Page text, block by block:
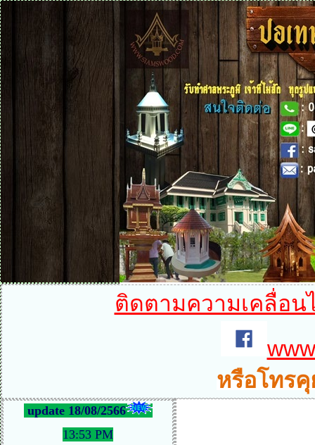
ติดตามความเคลื่อน
หรือโทรคุ
update 18/08/2566
13:53 PM